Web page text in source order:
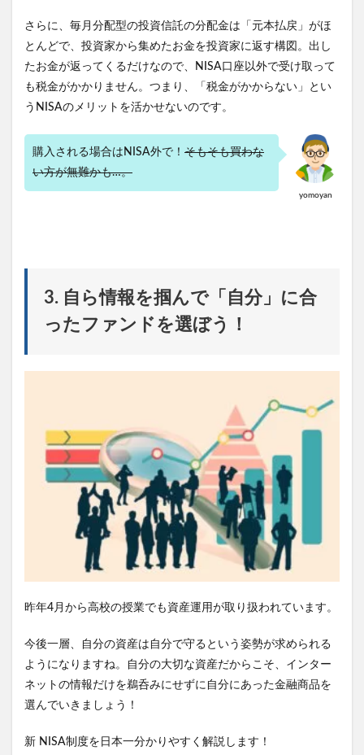
さらに、毎月分配型の投資信託の分配金は「元本払戻」がほ
とんどで、投資家から集めたお金を投資家に返す構図。出し
たお金が返ってくるだけなので、NISA口座以外で受け取って
も税金がかかりません。つまり、「税金がかからない」とい
うNISAのメリットを活かせないのです。
yomoyan
購入される場合はNISA外で！ そもそも買わな
い方が無難かも…。
3. 自ら情報を掴んで「自分」に合
ったファンドを選ぼう！
昨年4月から高校の授業でも資産運用が取り扱われています。
今後一層、自分の資産は自分で守るという姿勢が求められる
ようになりますね。自分の大切な資産だからこそ、インター
ネットの情報だけを鵜呑みにせずに自分にあった金融商品を
選んでいきましょう！
新 NISA制度を日本一分かりやすく解説します！